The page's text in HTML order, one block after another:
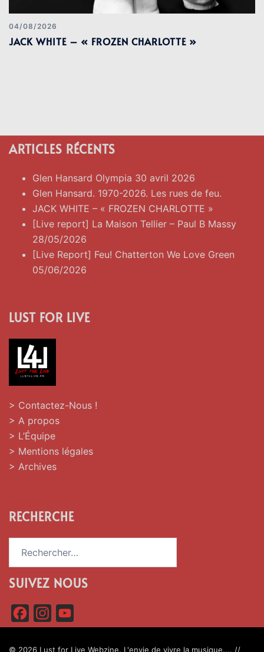
04/08/2026
JACK WHITE – « FROZEN CHARLOTTE »
ARTICLES RÉCENTS
Glen Hansard Olympia 30 avril 2026
Glen Hansard. 1970-2026. Les rues de feu.
JACK WHITE – « FROZEN CHARLOTTE »
[Live report] La Maison Tellier – Paul B Massy
28/05/2026
[Live Report] Feu! Chatterton We Love Green
05/06/2026
LUST FOR LIVE
> Contactez-Nous !
> A propos
> L’Équipe
> Mentions légales
> Archives
RECHERCHE
SUIVEZ NOUS
a
c
n
s
o
u
© 2026 Lust for Live Webzine. L'envie de vivre la musique.... //